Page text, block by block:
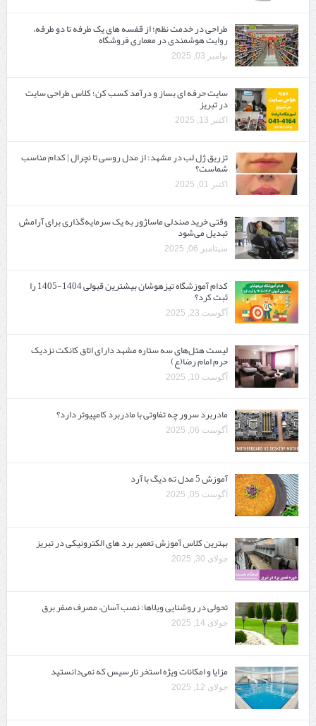
طراحی در خدمت نظم؛ از قفسه ‌های یک‌ طرفه تا دو طرفه،
روایت هوشمندی در معماری فروشگاه
نوامبر 03, 2025
سایت حرفه ‌ای بساز و درآمد کسب کن؛ کلاس طراحی سایت
در تبریز
اکتبر 13, 2025
تزریق ژل لب در مشهد: از مدل روسی تا نچرال | کدام مناسب
شماست؟
اکتبر 01, 2025
وقتی خرید صندلی ماساژور به یک سرمایه‌گذاری برای آرامش
تبدیل می‌شود
سپتامبر 06, 2025
کدام آموزشگاه تیزهوشان بیشترین قبولی 1404-1405 را
ثبت کرد؟
آگوست 23, 2025
لیست هتل‌های سه ستاره مشهد دارای اتاق کانکت نزدیک
حرم امام رضا(ع)
آگوست 10, 2025
مادربرد سرور چه تفاوتی با مادربرد کامپیوتر دارد؟
آگوست 06, 2025
آموزش 5 مدل ته دیگ با آرد
آگوست 05, 2025
بهترین کلاس آموزش تعمیر برد های الکترونیکی در تبریز
جولای 30, 2025
تحولی در روشنایی ویلاها: نصب آسان، مصرف صفر برق
جولای 14, 2025
مزایا و امکانات ویژه استخر نارسیس که نمی‌دانستید
جولای 12, 2025